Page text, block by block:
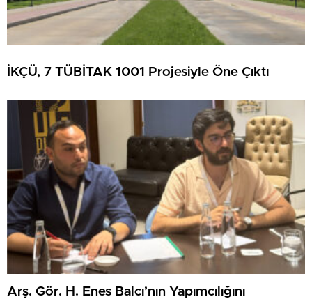
İKÇÜ, 7 TÜBİTAK 1001 Projesiyle Öne Çıktı
Arş. Gör. H. Enes Balcı’nın Yapımcılığını